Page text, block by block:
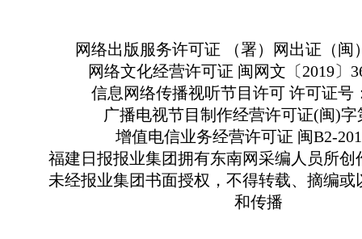
网络出版服务许可证 （署）网出证（闽
网络文化经营许可证 闽网文〔2019〕
信息网络传播视听节目许可 许可证号
广播电视节目制作经营许可证(闽)字
增值电信业务经营许可证 闽B2-
福建日报报业集团拥有东南网采编人员所创
未经报业集团书面授权，不得转载、摘编或
和传播